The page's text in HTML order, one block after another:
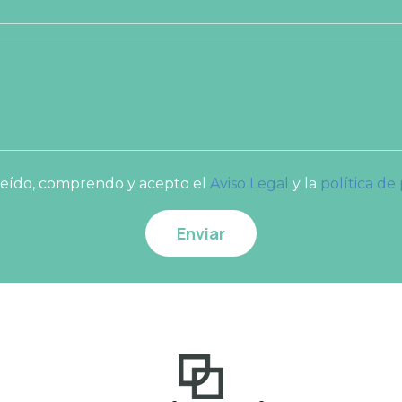
comprendo y acepto el Aviso Legal y la política de